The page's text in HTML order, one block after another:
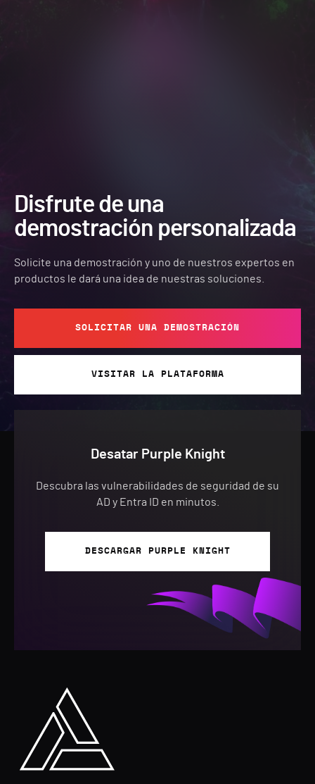
Disfrute de una
demostración personalizada
Solicite una demostración y uno de nuestros expertos en
productos le dará una idea de nuestras soluciones.
SOLICITAR UNA DEMOSTRACIÓN
VISITAR LA PLATAFORMA
Desatar Purple Knight
Descubra las vulnerabilidades de seguridad de su
AD y Entra ID en minutos.
DESCARGAR PURPLE KNIGHT